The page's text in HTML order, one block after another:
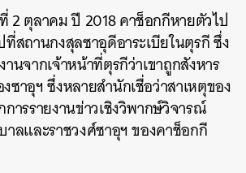
2 ตุลาคม ปี 2018 คาช็อกกีหายตัวไป
สถานกงสุลซาอุดีอาระเบียในตุรกี ซึ่ง
นจากเจ้าหน้าที่ตุรกีว่าเขาถูกสังหาร
ซาอุฯ ซึ่งหลายสำนักเชื่อว่าสาเหตุของ
ารรายงานข่าวเชิงวิพากษ์วิจารณ์
าลและราชวงศ์ซาอุฯ ของคาช็อกกี